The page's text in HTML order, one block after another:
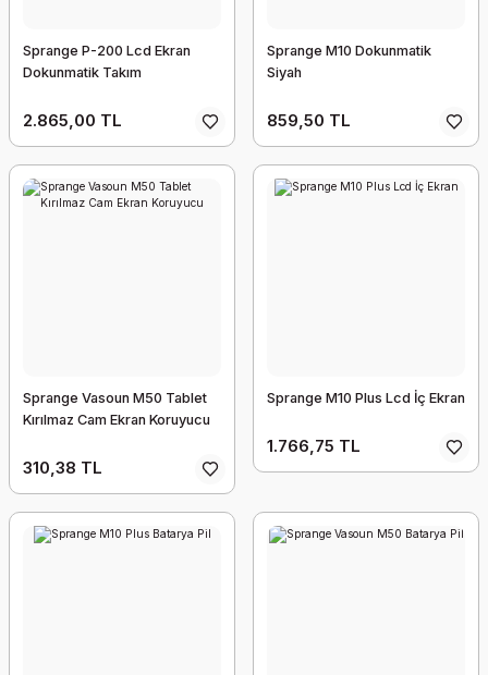
Sprange P-200 Lcd Ekran
Dokunmatik Takım
2.865,00 TL
Sprange M10 Dokunmatik
Siyah
859,50 TL
Sprange Vasoun M50 Tablet
Kırılmaz Cam Ekran Koruyucu
310,38 TL
Sprange M10 Plus Lcd İç Ekran
1.766,75 TL